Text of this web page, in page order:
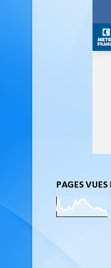
PAGES